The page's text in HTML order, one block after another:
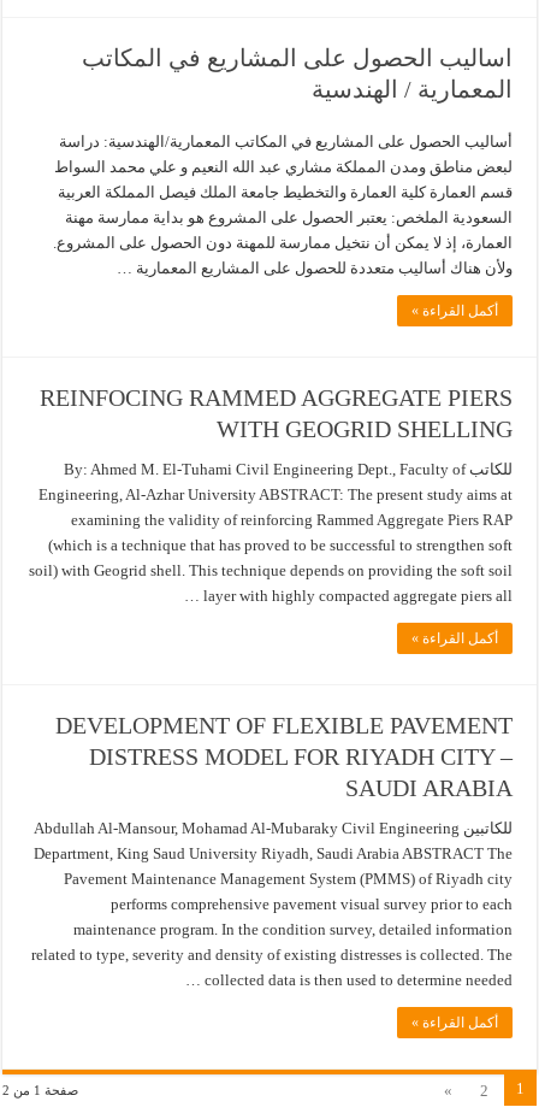
اساليب الحصول على المشاريع في المكاتب
المعمارية / الهندسية
أساليب الحصول على المشاريع في المكاتب المعمارية/الهندسية: دراسة
لبعض مناطق ومدن المملكة مشاري عبد الله النعيم و علي محمد السواط
قسم العمارة كلية العمارة والتخطيط جامعة الملك فيصل المملكة العربية
السعودية الملخص: يعتبر الحصول على المشروع هو بداية ممارسة مهنة
العمارة، إذ لا يمكن أن نتخيل ممارسة للمهنة دون الحصول على المشروع.
ولأن هناك أساليب متعددة للحصول على المشاريع المعمارية …
أكمل القراءة »
REINFOCING RAMMED AGGREGATE PIERS
WITH GEOGRID SHELLING
للكاتب By: Ahmed M. El-Tuhami Civil Engineering Dept., Faculty of
Engineering, Al-Azhar University ABSTRACT: The present study aims at
examining the validity of reinforcing Rammed Aggregate Piers RAP
(which is a technique that has proved to be successful to strengthen soft
soil) with Geogrid shell. This technique depends on providing the soft soil
layer with highly compacted aggregate piers all …
أكمل القراءة »
DEVELOPMENT OF FLEXIBLE PAVEMENT
DISTRESS MODEL FOR RIYADH CITY –
SAUDI ARABIA
للكاتبين Abdullah Al-Mansour, Mohamad Al-Mubaraky Civil Engineering
Department, King Saud University Riyadh, Saudi Arabia ABSTRACT The
Pavement Maintenance Management System (PMMS) of Riyadh city
performs comprehensive pavement visual survey prior to each
maintenance program. In the condition survey, detailed information
related to type, severity and density of existing distresses is collected. The
collected data is then used to determine needed …
أكمل القراءة »
صفحة 1 من 2 1
2
»